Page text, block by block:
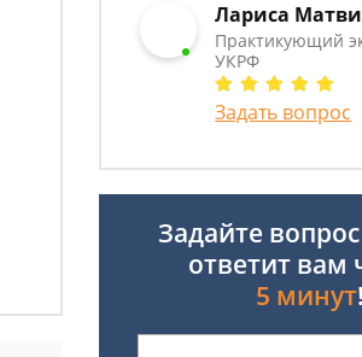
Лариса
Практикующий
УКРФ
Задать вопрос
Задайте
ответит вам
5 минут!